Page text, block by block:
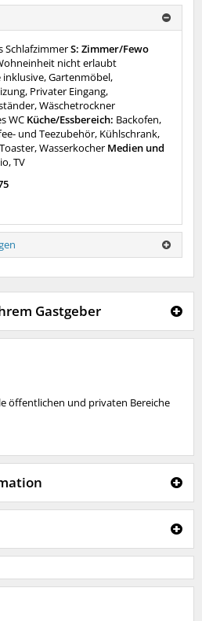
SchlafzimmerS: Zimmer/Fewo
nicht erlaubt
inklusive, Gartenmöbel,
Privater Eingang,
Wäschetrockner
WC Küche/Essbereich: Backofen,
und Teezubehör, Kühlschrank,
Wasserkocher Medien und
TV
Gastgeber
öffentlichen und privaten Bereiche